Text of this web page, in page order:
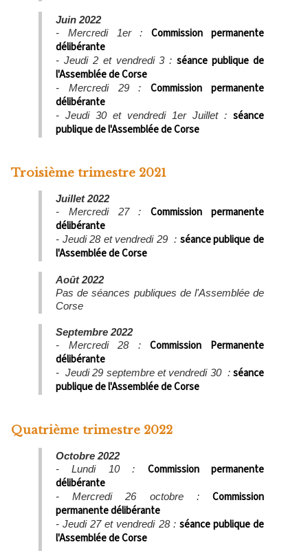
Juin 2022
- Mercredi 1er :Commission permanente
délibérante
- Jeudi 2 et vendredi 3 :séance publique de
l'Assemblée de Corse
- Mercredi 29 :Commission permanente
délibérante
- Jeudi 30 et vendredi 1er Juillet : séance
publique de l'Assemblée de Corse
Troisième trimestre 2021
Juillet 2022
- Mercredi 27 :Commission permanente
délibérante
- Jeudi 28 et vendredi 29 : séance publique de
l'Assemblée de Corse
Août 2022
Pas de séances publiques de l'Assemblée de
Corse
Septembre 2022
- Mercredi 28 :Commission Permanente
délibérante
- Jeudi 29 septembre et vendredi 30 :séance
publique de l'Assemblée de Corse
Quatrième trimestre 2022
Octobre 2022
- Lundi 10 : Commission permanente
délibérante
- Mercredi 26 octobre : Commission
permanente délibérante
- Jeudi 27 et vendredi 28 : séance publique de
l'Assemblée de Corse